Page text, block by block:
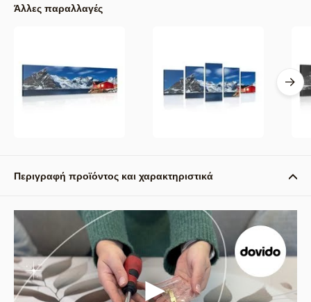
Άλλες παραλλαγές
Περιγραφή προϊόντος και χαρακτηριστικά